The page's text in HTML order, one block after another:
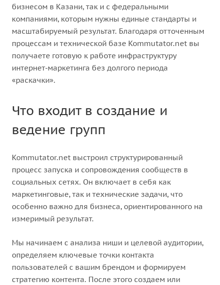
бизнесом в Казани, так и с федеральными
компаниями, которым нужны единые стандарты и
масштабируемый результат. Благодаря отточенным
процессам и технической базе Kommutator.net вы
получаете готовую к работе инфраструктуру
интернет‑маркетинга без долгого периода
«раскачки».
Что входит в создание и
ведение групп
Kommutator.net выстроил структурированный
процесс запуска и сопровождения сообществ в
социальных сетях. Он включает в себя как
маркетинговые, так и технические задачи, что
особенно важно для бизнеса, ориентированного на
измеримый результат.
Мы начинаем с анализа ниши и целевой аудитории,
определяем ключевые точки контакта
пользователей с вашим брендом и формируем
стратегию контента. После этого создаем или